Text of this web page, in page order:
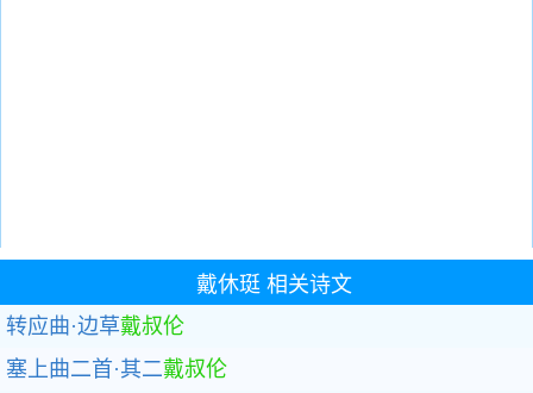
戴休珽 相关诗文
转应曲·边草戴叔伦
塞上曲二首·其二戴叔伦